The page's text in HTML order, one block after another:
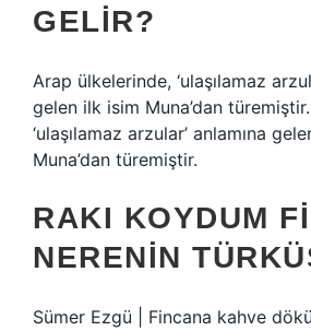
GELIR?
Arap ülkelerinde, ‘ulaşılamaz
gelen ilk isim Muna’dan
‘ulaşılamaz arzular’ anlamına
Muna’dan türemiştir.
RAKI KOYDUM
NERENIN
Sümer Ezgü | Fincana kahve